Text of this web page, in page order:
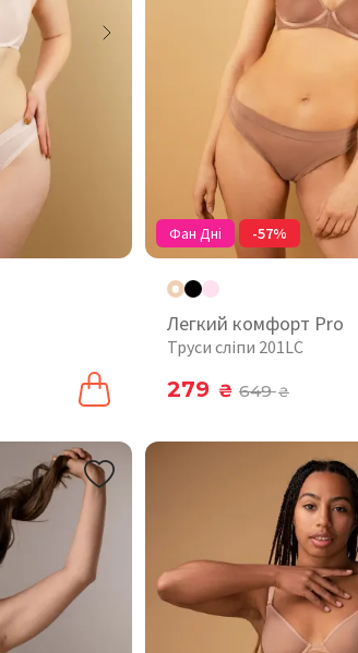
Фан Дні -57%
Легкий комфорт Pro
Труси сліпи 201LC
279 ₴ 649₴